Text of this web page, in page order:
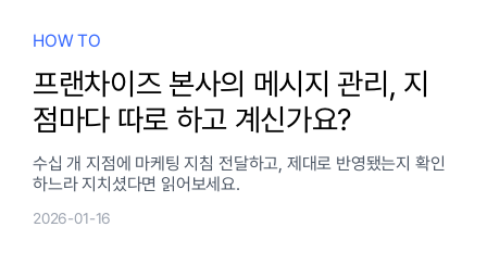
HOW TO
프랜차이즈 본사의 메시지 관리, 지
점마다 따로 하고 계신가요?
수십 개 지점에 마케팅 지침 전달하고, 제대로 반영됐는지 확인
하느라 지치셨다면 읽어보세요.
2026-01-16